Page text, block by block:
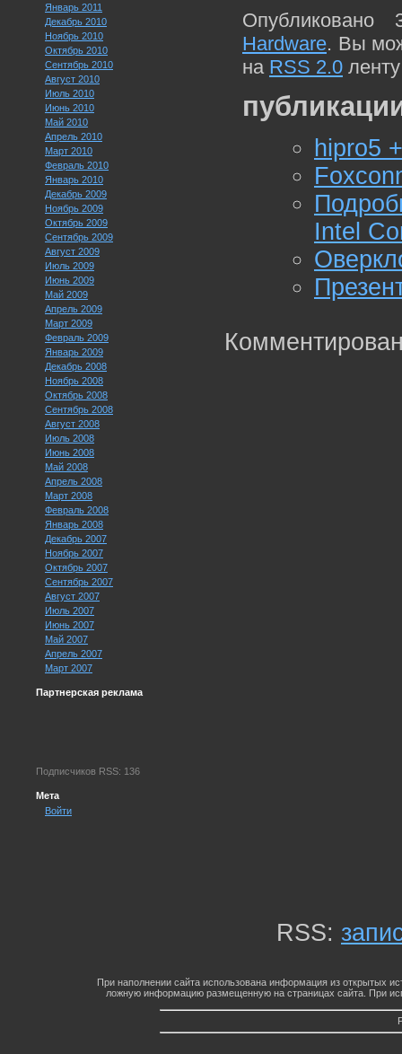
Январь 2011
Декабрь 2010
Ноябрь 2010
Октябрь 2010
Сентябрь 2010
Август 2010
Июль 2010
Июнь 2010
Май 2010
Апрель 2010
Март 2010
Февраль 2010
Январь 2010
Декабрь 2009
Ноябрь 2009
Октябрь 2009
Сентябрь 2009
Август 2009
Июль 2009
Июнь 2009
Май 2009
Апрель 2009
Март 2009
Февраль 2009
Январь 2009
Декабрь 2008
Ноябрь 2008
Октябрь 2008
Сентябрь 2008
Август 2008
Июль 2008
Июнь 2008
Май 2008
Апрель 2008
Март 2008
Февраль 2008
Январь 2008
Декабрь 2007
Ноябрь 2007
Октябрь 2007
Сентябрь 2007
Август 2007
Июль 2007
Июнь 2007
Май 2007
Апрель 2007
Март 2007
Партнерская реклама
Подписчиков RSS: 136
Мета
Войти
Hardware. Вы
на RSS 2.0
hipro5
Intel
RSS:
При наполнении сайта использована информация из открытых
ложную информацию размещенную на страницах сайта. При